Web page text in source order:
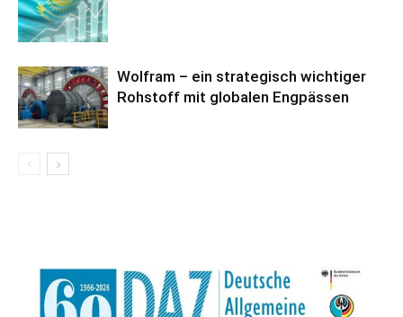
Wolfram – ein strategisch wichtiger
Rohstoff mit globalen Engpässen